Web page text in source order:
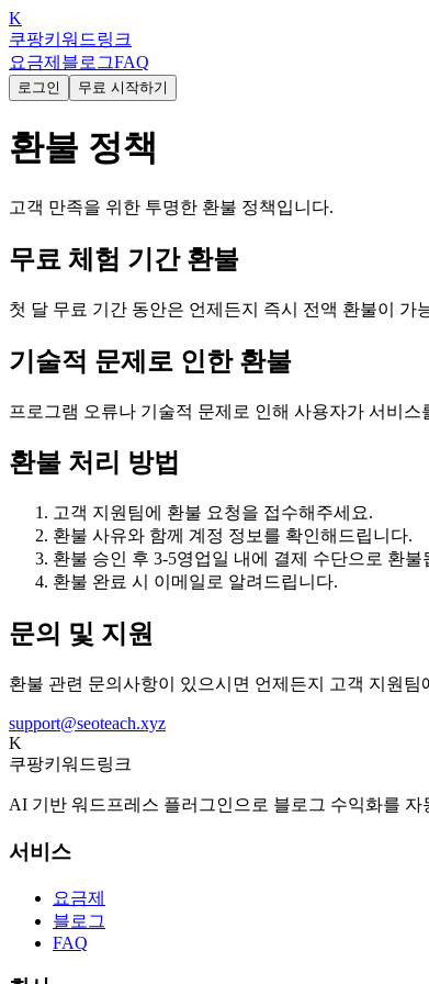
K
쿠팡키워드링크
요금제 블로그FAQ
로그인 무료 시작하기
환불 정책
고객 만족을 위한 투명한 환불 정책입니다.
무료 체험 기간 환불
첫 달 무료 기간 동안은 언제든지 즉시 전액 환불이
기술적 문제로 인한 환불
프로그램 오류나 기술적 문제로 인해 사용자가 서비
환불 처리 방법
고객 지원팀에 환불 요청을 접수해주세요.
환불 사유와 함께 계정 정보를 확인해드립니다.
환불 승인 후 3-5영업일 내에 결제 수단으로 환불
환불 완료 시 이메일로 알려드립니다.
문의 및 지원
환불 관련 문의사항이 있으시면 언제든지 고객 지원
support@seoteach.xyz
K
쿠팡키워드링크
AI 기반 워드프레스 플러그인으로 블로그 수익화를 자
서비스
요금제
블로그
FAQ